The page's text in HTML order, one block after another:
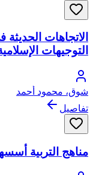
الاتجاهات
التوجيهات
شوق، محمود أحمد
تفاصيل
مناهج التربية